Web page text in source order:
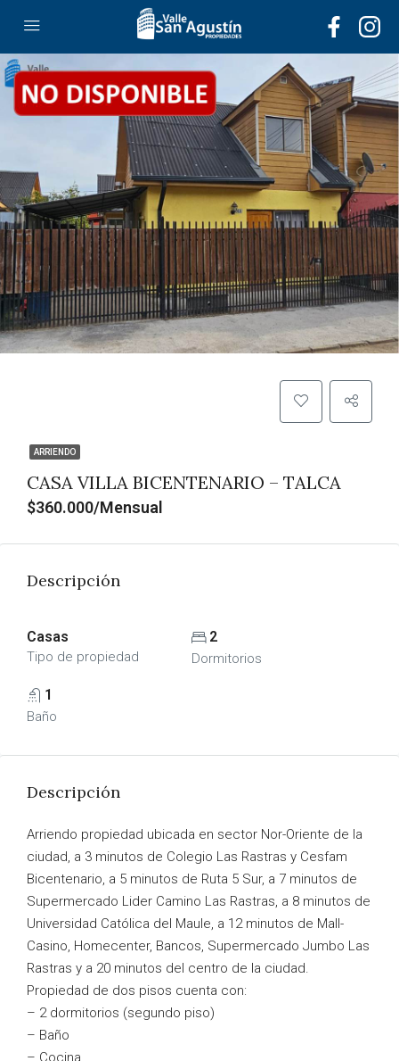
ARRIENDO
CASA VILLA BICENTENARIO – TALCA
$360.000/Mensual
Descripción
Casas
Tipo de propiedad
2
Dormitorios
1
Baño
Descripción
Arriendo propiedad ubicada en sector Nor-Oriente de la
ciudad, a 3 minutos de Colegio Las Rastras y Cesfam
Bicentenario, a 5 minutos de Ruta 5 Sur, a 7 minutos de
Supermercado Lider Camino Las Rastras, a 8 minutos de
Universidad Católica del Maule, a 12 minutos de Mall-
Casino, Homecenter, Bancos, Supermercado Jumbo Las
Rastras y a 20 minutos del centro de la ciudad.
Propiedad de dos pisos cuenta con:
– 2 dormitorios (segundo piso)
– Baño
– Cocina